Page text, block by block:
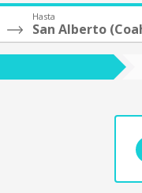
Hasta
San Alberto